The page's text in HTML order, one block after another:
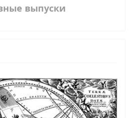
выпуски